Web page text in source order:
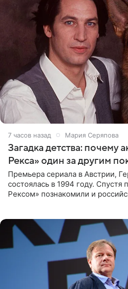
7 часов назад Мария Серяпова
Загадка детства: почему
Рекса» один за другим
Премьера сериала в Австрии,
состоялась в 1994 году. Спустя
Рексом» познакомили и